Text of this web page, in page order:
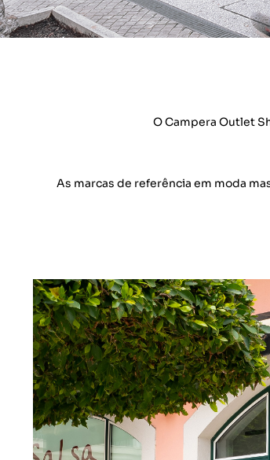
O Campera Outlet
As marcas de referência em moda